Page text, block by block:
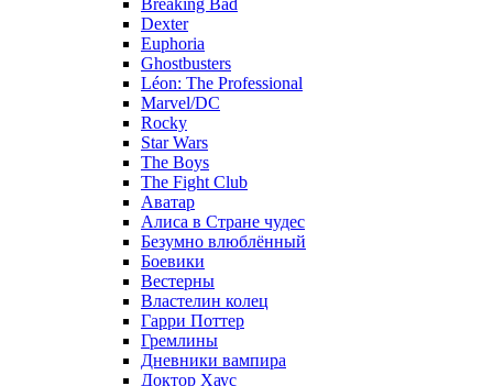
Breaking Bad
Dexter
Euphoria
Ghostbusters
Léon: The Professional
Marvel/DC
Rocky
Star Wars
The Boys
The Fight Club
Аватар
Алиса в Стране чудес
Безумно влюблённый
Боевики
Вестерны
Властелин колец
Гарри Поттер
Гремлины
Дневники вампира
Доктор Хаус